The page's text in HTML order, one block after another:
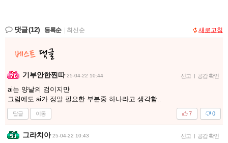
댓글(12) 등록순 최신순 새로고침
기부안한찐따 25-04-22 10:44 신고 | 공감 확인
ai는 양날의 검이지만
그럼에도 ai가 정말 필요한 부분중 하나라고 생각함..
답글 이동 0
7
그라치아 25-04-22 10:43 신고 | 공감 확인